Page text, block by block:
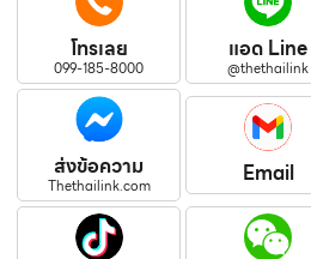
โทรเลย
099-185-8000
แอด Line
@thethailink
ส่งข้อความ
Thethailink.com Email